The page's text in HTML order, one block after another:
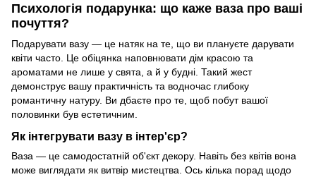
Психологія подарунка: що каже ваза про ваші
почуття?
Подарувати вазу — це натяк на те, що ви плануєте дарувати
квіти часто. Це обіцянка наповнювати дім красою та
ароматами не лише у свята, а й у будні. Такий жест
демонструє вашу практичність та водночас глибоку
романтичну натуру. Ви дбаєте про те, щоб побут вашої
половинки був естетичним.
Як інтегрувати вазу в інтер'єр?
Ваза — це самодостатній об'єкт декору. Навіть без квітів вона
може виглядати як витвір мистецтва. Ось кілька порад щодо